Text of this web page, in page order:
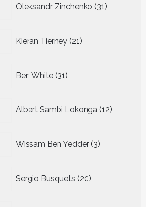
Oleksandr Zinchenko 31
producten
Kieran Tierney 21
producten
Ben White 31
producten
Albert Sambi Lokonga 12
Wissam Ben Yedder 3
producten
Sergio Busquets 20
producten